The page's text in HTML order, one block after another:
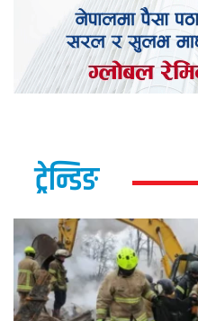
ट्रेन्डिङ